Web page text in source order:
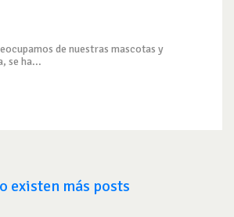
de nuestras mascotas y
se ha...
existen más posts